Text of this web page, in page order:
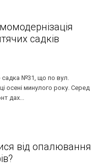
садків
садка №31, що по вул.
осені минулого року. Серед
дах...
від опалювання